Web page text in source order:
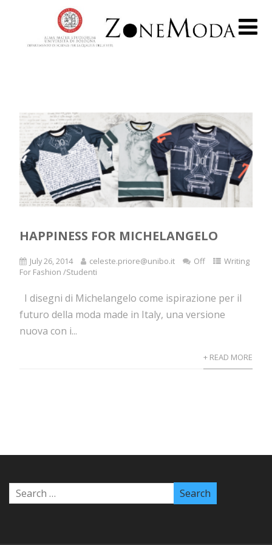
HAPPINESS FOR MICHELANGELO
July 26, 2014 celeste.priore@unibo.it Off
Writing
For Fashion /Studenti
I disegni di Michelangelo come ispirazione per il
futuro della moda made in Italy, una versione
nuova con i...
+ READ MORE